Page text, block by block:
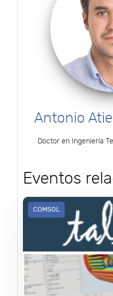
Antonio
Doctor en Ingeniería
Eventos
COMSOL